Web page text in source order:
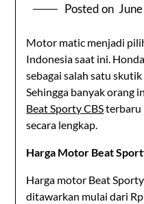
Posted on
Motor matic menjadi
Indonesia saat ini.
sebagai salah satu
Sehingga banyak orang
Beat Sporty CBSterbaru
secara lengkap.
Harga Motor Beat
Harga motor Beat
ditawarkan mulai dari